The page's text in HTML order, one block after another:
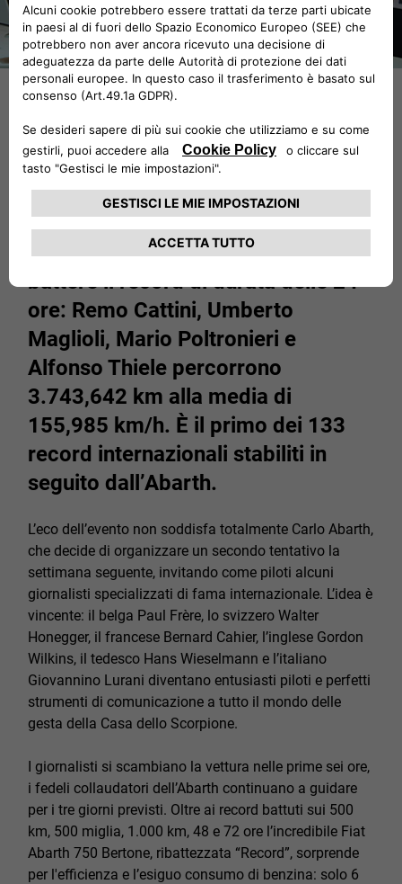
Sull’anello dell’alta velocità di
Monza, tra il 17 e il 18 giugno 1956
si svolge il primo tentativo di
battere il record di durata delle 24
ore: Remo Cattini, Umberto
Maglioli, Mario Poltronieri e
Alfonso Thiele percorrono
3.743,642 km alla media di
155,985 km/h. È il primo dei 133
record internazionali stabiliti in
seguito dall’Abarth.
L’eco dell’evento non soddisfa totalmente Carlo Abarth,
che decide di organizzare un secondo tentativo la
settimana seguente, invitando come piloti alcuni
giornalisti specializzati di fama internazionale. L’idea è
vincente: il belga Paul Frère, lo svizzero Walter
Honegger, il francese Bernard Cahier, l’inglese Gordon
Wilkins, il tedesco Hans Wieselmann e l’italiano
Giovannino Lurani diventano entusiasti piloti e perfetti
strumenti di comunicazione a tutto il mondo delle
gesta della Casa dello Scorpione.
I giornalisti si scambiano la vettura nelle prime sei ore,
i fedeli collaudatori dell’Abarth continuano a guidare
per i tre giorni previsti. Oltre ai record battuti sui 500
km, 500 miglia, 1.000 km, 48 e 72 ore l’incredibile Fiat
Abarth 750 Bertone, ribattezzata “Record”, sorprende
per l'efficienza e l’esiguo consumo di benzina: solo 6